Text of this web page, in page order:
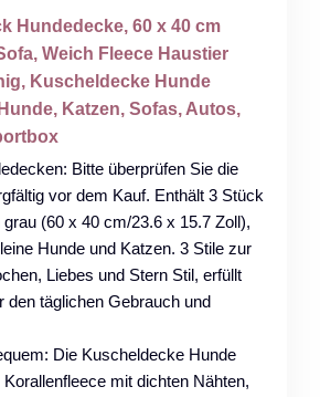
Hundedecke, 60 x 40 cm
Weich Fleece Haustier
Kuscheldecke Hunde
Katzen, Sofas, Autos,
Bitte überprüfen Sie die
vor dem Kauf. Enthält 3 Stück
(60 x 40 cm/23.6 x 15.7 Zoll),
Hunde und Katzen. 3 Stile zur
Liebes und Stern Stil, erfüllt
den täglichen Gebrauch und
Die Kuscheldecke Hunde
mit dichten Nähten,